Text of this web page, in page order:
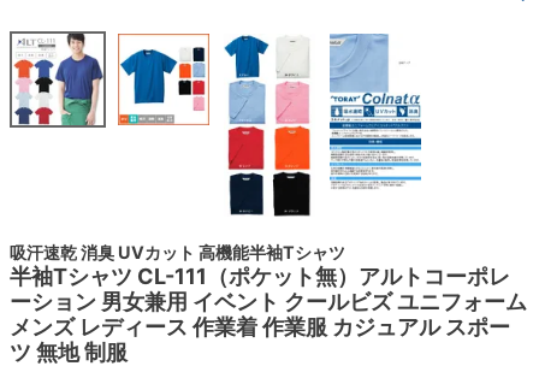
吸汗速乾 消臭 UVカット 高機能半袖Tシャツ
半袖Tシャツ CL-111（ポケット無）アルトコーポレ
ーション 男女兼用 イベント クールビズ ユニフォーム
メンズ レディース 作業着 作業服 カジュアル スポー
ツ 無地 制服